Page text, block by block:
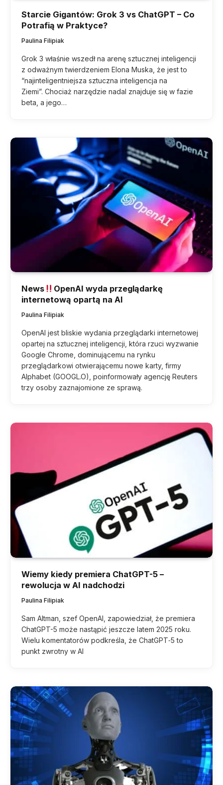
Starcie Gigantów: Grok 3 vs ChatGPT – Co
Potrafią w Praktyce?
Paulina Filipiak
Grok 3 właśnie wszedł na arenę sztucznej inteligencji
z odważnym twierdzeniem Elona Muska, że jest to
“najinteligentniejsza sztuczna inteligencja na
Ziemi”. Chociaż narzędzie nadal znajduje się w fazie
beta, a jego…
News
OpenAI wyda przeglądarkę
internetową opartą na AI
Paulina Filipiak
OpenAI jest bliskie wydania przeglądarki internetowej
opartej na sztucznej inteligencji, która rzuci wyzwanie
Google Chrome, dominującemu na rynku
przeglądarkowi otwierającemu nowe karty, firmy
Alphabet (GOOGL.O), poinformowały agencję Reuters
trzy osoby zaznajomione ze sprawą.
Wiemy kiedy premiera ChatGPT-5 –
rewolucja w AI nadchodzi
Paulina Filipiak
Sam Altman, szef OpenAI, zapowiedział, że premiera
ChatGPT-5 może nastąpić jeszcze latem 2025 roku.
Wielu komentatorów podkreśla, że ChatGPT‑5 to
punkt zwrotny w AI